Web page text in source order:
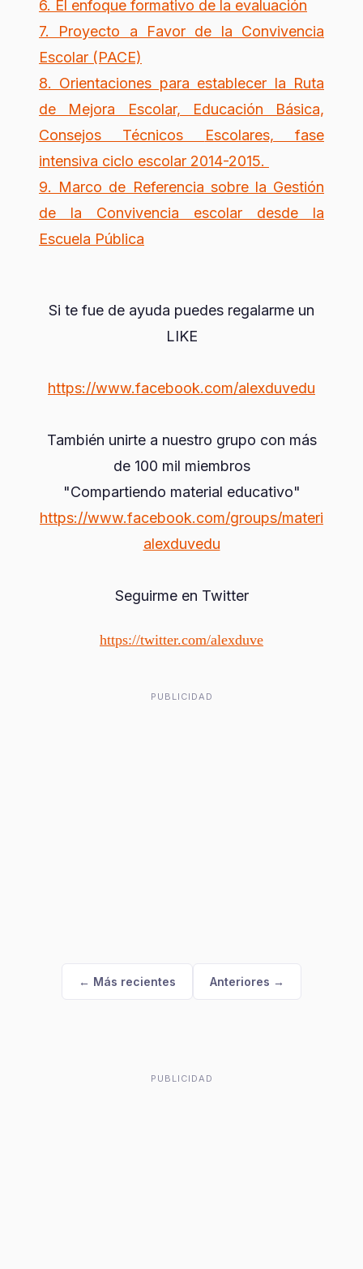
6. El enfoque formativo de la evaluación
7. Proyecto a Favor de la Convivencia
Escolar (PACE)
8. Orientaciones para establecer la Ruta
de Mejora Escolar, Educación Básica,
Consejos Técnicos
Escolares, fase
intensiva ciclo escolar 2014-2015.
9. Marco de Referencia sobre la Gestión
de la Convivencia escolar desde la
Escuela Pública
Si te fue de ayuda puedes regalarme un
LIKE
https://www.facebook.com/alexduvedu
También unirte a nuestro grupo con más
de 100 mil miembros
"Compartiendo material educativo"
https://www.facebook.com/groups/materi
alexduvedu
Seguirme en Twitter
https://twitter.com/alexduve
PUBLICIDAD
← Más recientes Anteriores →
PUBLICIDAD